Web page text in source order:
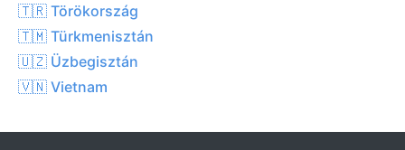
🇹🇷 Törökország
🇹🇲 Türkmenisztán
🇺🇿 Üzbegisztán
🇻🇳 Vietnam